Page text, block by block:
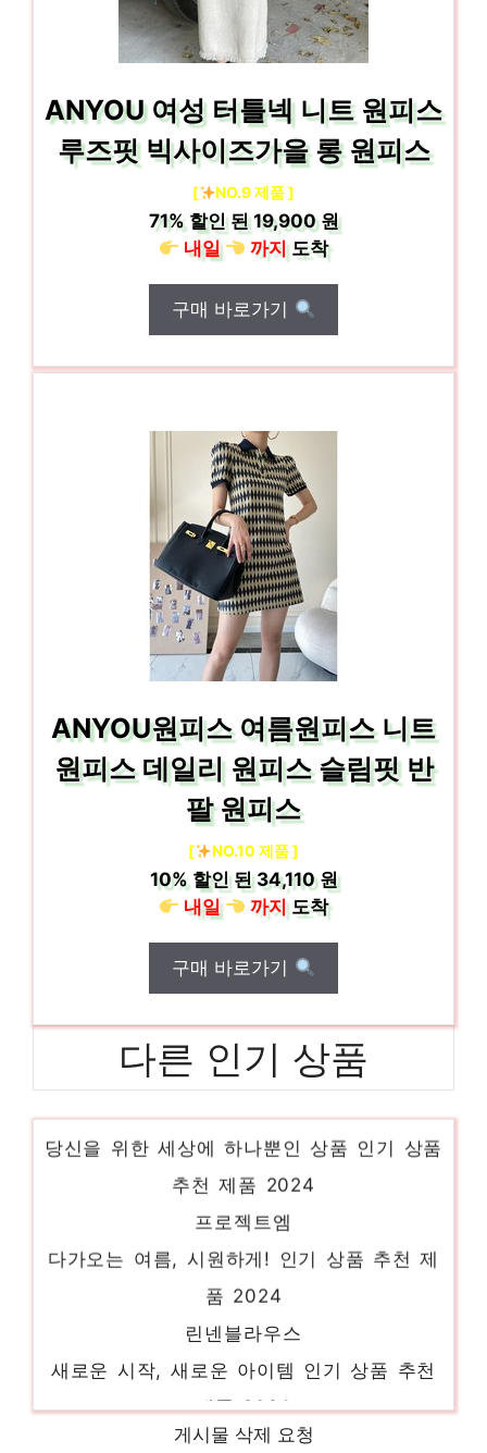
ANYOU 여성 터틀넥 니트 원피스
루즈핏 빅사이즈가을 롱 원피스
[ NO.9 제품 ]
71%할인 된19,900 원
내일
까지도착
구매 바로가기
ANYOU원피스 여름원피스 니트
원피스 데일리 원피스 슬림핏 반
팔 원피스
[ NO.10 제품 ]
10%할인 된34,110 원
내일
까지도착
구매 바로가기
다른 인기 상품
비씨비지원피스
추천 제품 2024
프로젝트엠
다가오는 여름, 시원하게! 인기 상품 추천 제
품 2024
린넨블라우스
새로운 시작, 새로운 아이템 인기 상품 추천
제품 2024
샤틴
게시물 삭제 요청